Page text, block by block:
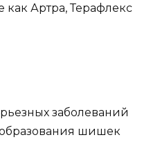
как Артра, Терафлекс
заболеваний
шишек